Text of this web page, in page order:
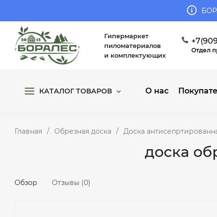
Гипермаркет
пиломатериалов
и комплектующих
Отдел
КАТАЛОГ ТОВАРОВ О нас
Главная / Обрезная доска / Доска
доска
Обзор Отзывы (0)